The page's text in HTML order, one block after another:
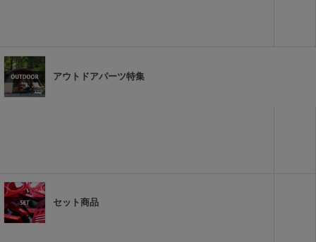
アウトドアパーツ特集
セット商品